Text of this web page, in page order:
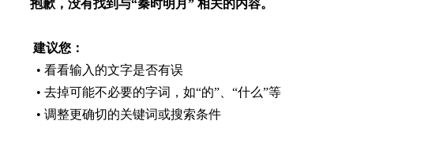
抱歉，没有找到与“秦时明月 ” 相关的内容。
建议您：
• 看看输入的文字是否有误
• 去掉可能不必要的字词，如“的”、“什么”等
• 调整更确切的关键词或搜索条件